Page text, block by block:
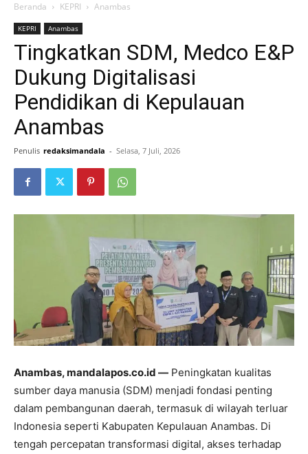
Beranda KEPRI Anambas
KEPRI Anambas
Tingkatkan SDM, Medco E&P
Dukung Digitalisasi
Pendidikan di Kepulauan
Anambas
Penulis redaksimandala - Selasa, 7 Juli, 2026
Anambas, mandalapos.co.id — Peningkatan kualitas
sumber daya manusia (SDM) menjadi fondasi penting
dalam pembangunan daerah, termasuk di wilayah terluar
Indonesia seperti Kabupaten Kepulauan Anambas. Di
tengah percepatan transformasi digital, akses terhadap